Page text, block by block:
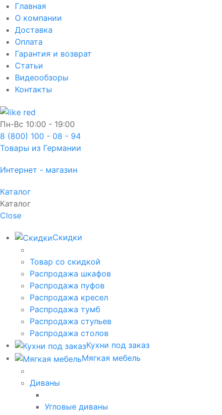
Главная
О компании
Доставка
Оплата
Гарантия и возврат
Статьи
Видеообзоры
Контакты
Пн-Вс 10:00 - 19:00
8 (800) 100 - 08 - 94
Товары из Германии
Интернет - магазин
Каталог
Каталог
Close
Скидки
Товар со скидкой
Распродажа шкафов
Распродажа пуфов
Распродажа кресел
Распродажа тумб
Распродажа стульев
Распродажа столов
Кухни под заказ
Мягкая мебель
Диваны
Угловые диваны